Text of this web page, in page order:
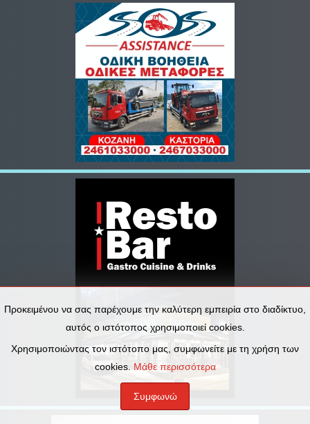
Προκειμένου να σας παρέχουμε την καλύτερη εμπειρία στο διαδίκτυο,
αυτός ο ιστότοπος χρησιμοποιεί cookies.
Χρησιμοποιώντας τον ιστότοπο μας, συμφωνείτε με τη χρήση των
cookies. Μάθε περισσότερα
Συμφωνώ